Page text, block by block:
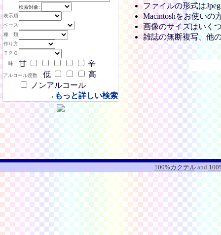
検索対象:
表示順
ベース
種 類
作り方
ＴＰＯ
味
甘 辛
アルコール度数 低
高
ノンアルコール
→もっと詳しい検索
ファイルの形式は
Macintoshをお使いの
画像のサイズはいく
雑誌の無断複写、他
100%カクテルand